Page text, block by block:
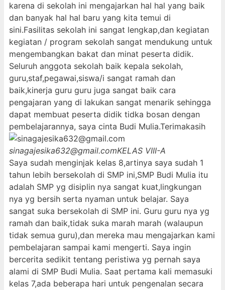
karena di sekolah ini mengajarkan hal hal yang baik
dan banyak hal hal baru yang kita temui di
sini.Fasilitas sekolah ini sangat lengkap,dan kegiatan
kegiatan / program sekolah sangat mendukung untuk
mengembangkan bakat dan minat peserta didik.
Seluruh anggota sekolah baik kepala sekolah,
guru,staf,pegawai,siswa/i sangat ramah dan
baik,kinerja guru guru juga sangat baik cara
pengajaran yang di lakukan sangat menarik sehingga
dapat membuat peserta didik tidka bosan dengan
pembelajarannya, saya cinta Budi Mulia.Terimakasih
sinagajesika632@gmail.comKELAS VIII-A
Saya sudah menginjak kelas 8,artinya saya sudah 1
tahun lebih bersekolah di SMP ini,SMP Budi Mulia itu
adalah SMP yg disiplin nya sangat kuat,lingkungan
nya yg bersih serta nyaman untuk belajar. Saya
sangat suka bersekolah di SMP ini. Guru guru nya yg
ramah dan baik,tidak suka marah marah (walaupun
tidak semua guru),dan mereka mau mengajarkan kami
pembelajaran sampai kami mengerti. Saya ingin
bercerita sedikit tentang peristiwa yg pernah saya
alami di SMP Budi Mulia. Saat pertama kali memasuki
kelas 7,ada beberapa hari untuk pengenalan secara